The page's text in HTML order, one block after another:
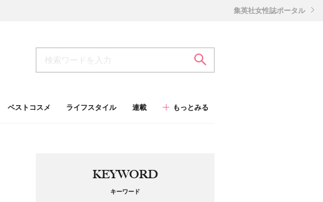
ベストコスメ ライフスタイル 連載 もっとみる
集英社女性誌ポータル
KEYWORD
キーワード